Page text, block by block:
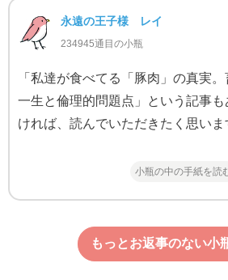
永遠の王子様 レイ
234945通目の小瓶
「私達が食べてる「豚肉」の真実
一生と倫理的問題点」という記事
ければ、読んでいただきたく思いま
小瓶の中の手紙を読
もっとお返事のない小